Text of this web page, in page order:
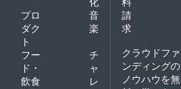
プロ
ダク
ト
音
楽
フー
ド・
飲食
チ
ャ
レ
請
求
クラウドファ
ンディングの
ノウハウを無